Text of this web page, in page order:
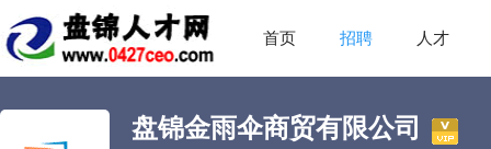
首页 招聘 人才
盘锦金雨伞商贸有限公司